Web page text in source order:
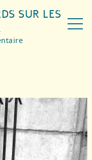
SUR LES